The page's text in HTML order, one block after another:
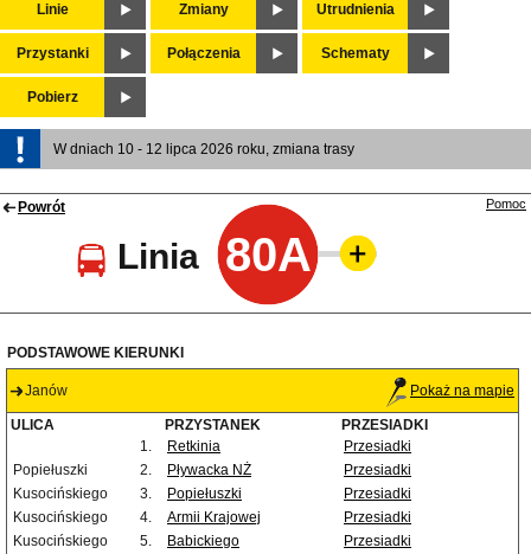
Linie Zmiany Utrudnienia
Przystanki Połączenia Schematy
Pobierz
W dniach 10 - 12 lipca 2026 roku, zmiana trasy
Powrót
Linia 80A
Pomoc
PODSTAWOWE KIERUNKI
Janów Pokaż na mapie
ULICA PRZYSTANEK
PRZESIADKI
1.
Retkinia
Przesiadki
Popiełuszki
2. Pływacka NŻ
Przesiadki
Kusocińskiego
3. Popiełuszki
Przesiadki
Kusocińskiego
4. Armii Krajowej
Przesiadki
Kusocińskiego
5. Babickiego
Przesiadki